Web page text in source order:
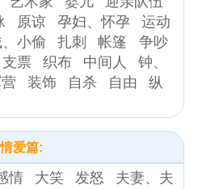
原谅 孕妇、怀孕
运动
、小偷 扎刺 帐篷
争吵
支票 织布 中间人
钟、
装饰 自杀 自由
纵
情爱篇:
情 大笑 发怒
夫妻、夫